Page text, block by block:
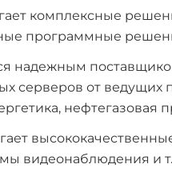
комплексные
программные
надежным
серверов от ведущих
видеонаблюдения и